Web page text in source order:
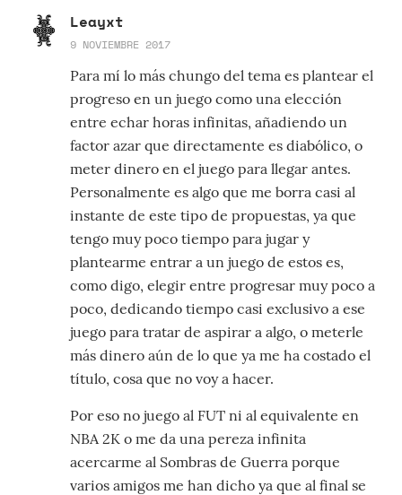
Leayxt
9 NOVIEMBRE 2017
Para mí lo más chungo del tema es plantear el
progreso en un juego como una elección
entre echar horas infinitas, añadiendo un
factor azar que directamente es diabólico, o
meter dinero en el juego para llegar antes.
Personalmente es algo que me borra casi al
instante de este tipo de propuestas, ya que
tengo muy poco tiempo para jugar y
plantearme entrar a un juego de estos es,
como digo, elegir entre progresar muy poco a
poco, dedicando tiempo casi exclusivo a ese
juego para tratar de aspirar a algo, o meterle
más dinero aún de lo que ya me ha costado el
título, cosa que no voy a hacer.
Por eso no juego al FUT ni al equivalente en
NBA 2K o me da una pereza infinita
acercarme al Sombras de Guerra porque
varios amigos me han dicho ya que al final se